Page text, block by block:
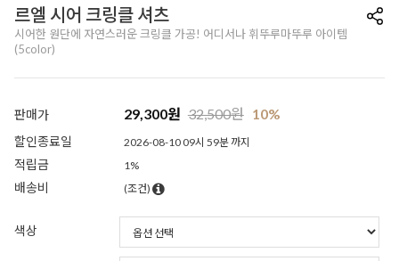
르엘 시어 크링클 셔츠
시어한 원단에 자연스러운 크링클 가공! 어디서나 휘뚜루마뚜루 아이템
(5color)
판매가 29,300원 32,500원 10%
할인종료일 2026-08-10 09시 59분 까지
적립금 1%
배송비 (조건)
색상